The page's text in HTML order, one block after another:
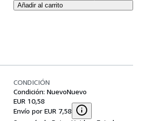
Añadir al carrito
CONDICIÓN
Condición: NuevoNuevo
EUR 10,58
Envío por EUR 7,58